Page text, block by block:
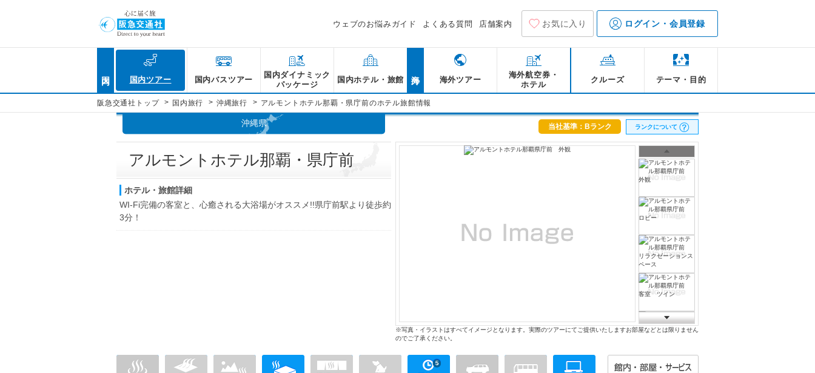
ウェブのお悩みガイド よくある質問 店舗案内 お気に入り ログイン・会員登録
国内ツアー 国内バスツアー
国内ダイナミック
パッケージ
国内ホテル・旅館 海外ツアー
海外航空券・
ホテル
クルーズ テーマ・目的
阪急交通社トップ > 国内旅行 > 沖縄旅行 > アルモントホテル那覇・県庁前のホテル旅館情報
沖縄県 当社基準：Bランク ランクについて
アルモントホテル那覇・県庁前
ホテル・旅館詳細
WI-Fi完備の客室と、心癒される大浴場がオススメ!!県庁前駅より徒歩約
3分！
※写真・イラストはすべてイメージとなります。実際のツアーにてご提供いたしますお部屋などとは限りません
のでご了承ください。